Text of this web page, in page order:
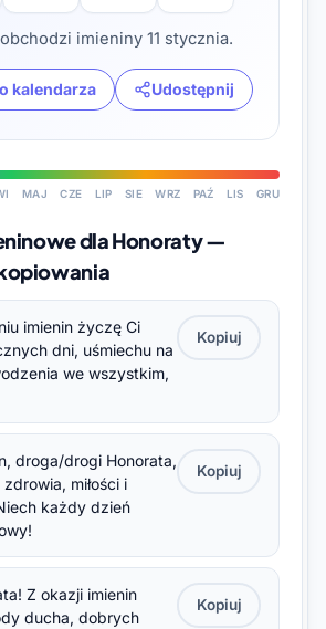
imieniny 11 stycznia.
kalendarza Udostępnij
MAJ CZE LIP SIE WRZ PAŹ LIS GRU
dla Honoraty —
imienin życzę Ci
dni, uśmiechu na
we wszystkim,
Kopiuj
droga/drogi Honorata,
miłości i
każdy dzień
Kopiuj
Z okazji imienin
ducha, dobrych
Kopiuj